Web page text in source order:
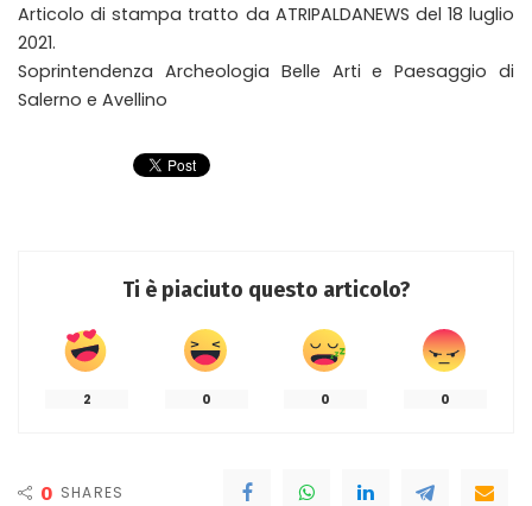
Articolo di stampa tratto da ATRIPALDANEWS del 18 luglio
2021.
Soprintendenza Archeologia Belle Arti e Paesaggio di
Salerno e Avellino
Ti è piaciuto questo articolo?
2 0 0 0
0 SHARES